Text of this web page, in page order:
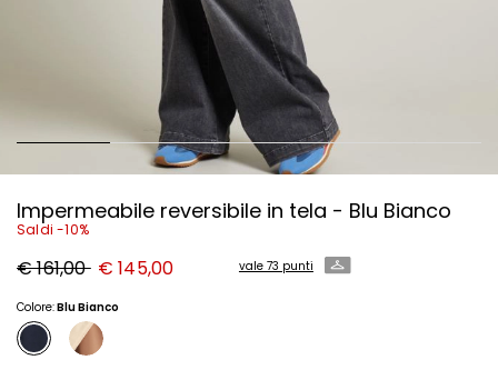
Impermeabile reversibile in tela - Blu Bianco
Saldi -10%
Prezzo
originale
161,00
€ 161,00 Nuovo
prezzo
145,00
€ 145,00 vale 73 punti
Colore:Blu Bianco